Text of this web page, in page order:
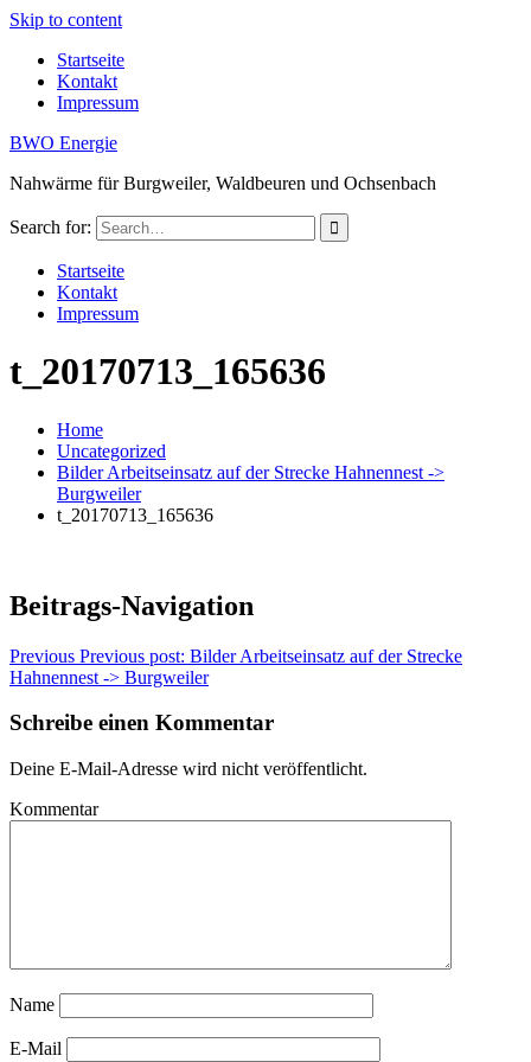
Skip to content
Startseite
Kontakt
Impressum
BWO Energie
Nahwärme für Burgweiler, Waldbeuren und Ochsenbach
Search for:
Startseite
Kontakt
Impressum
t_20170713_165636
Home
Uncategorized
Bilder Arbeitseinsatz auf der Strecke Hahnennest ->
Burgweiler
t_20170713_165636
Beitrags-Navigation
Previous Previous post: Bilder Arbeitseinsatz auf der Strecke
Hahnennest -> Burgweiler
Schreibe einen Kommentar
Deine E-Mail-Adresse wird nicht veröffentlicht.
Kommentar
Name
E-Mail